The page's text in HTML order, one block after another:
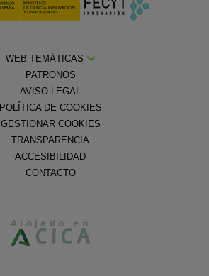
WEB TEMÁTICAS
PATRONOS
AVISO LEGAL
POLÍTICA DE COOKIES
GESTIONAR COOKIES
TRANSPARENCIA
ACCESIBILIDAD
CONTACTO